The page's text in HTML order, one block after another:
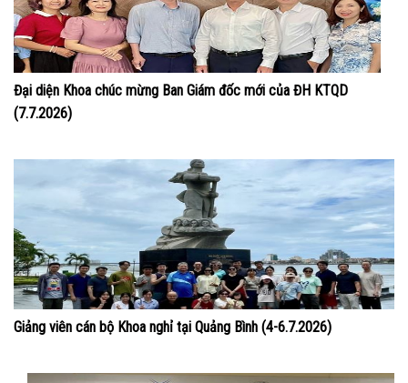
Đại diện Khoa chúc mừng Ban Giám đốc mới của ĐH KTQD
(7.7.2026)
Giảng viên cán bộ Khoa nghỉ tại Quảng Bình (4-6.7.2026)